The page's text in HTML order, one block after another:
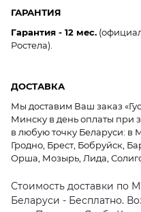
ГАРАНТИЯ
Гарантия - 12 мес.
Ростела).
ДОСТАВКА
Мы доставим Ваш заказ
Минску в день оплаты при
в любую точку Беларуси: в
Гродно, Брест, Бобруйск,
Орша, Мозырь, Лида,
Стоимость доставки по
Беларуси - Бесплатно.